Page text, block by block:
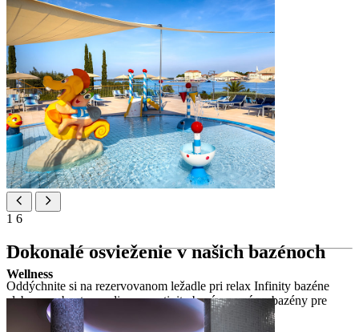
1 6
Dokonalé osvieženie v našich bazénoch
Oddýchnite si na rezervovanom ležadle pri relax Infinity bazéne
alebo sa zabavte s rodinou v activity bazéne - máme bazény pre
všetky nálady.
Wellness